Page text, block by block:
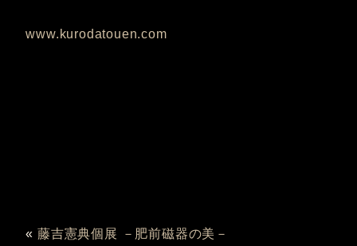
www.kurodatouen.com
«藤吉憲典個展 －肥前磁器の美－